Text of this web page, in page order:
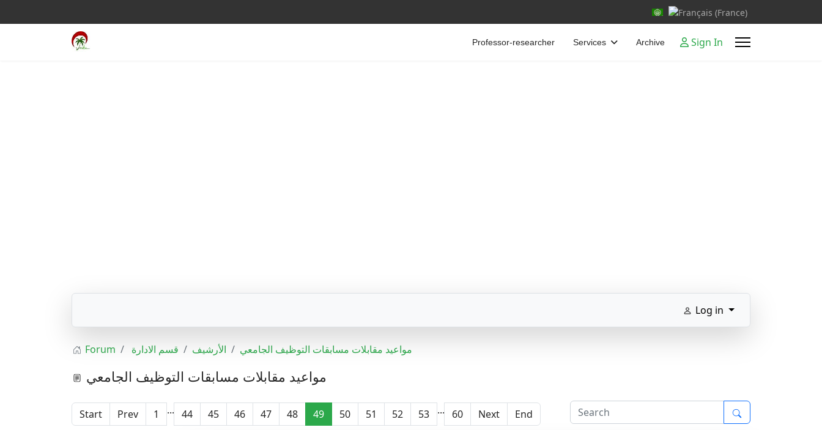
Select your language
Professor-researcher Services Archive Sign In
Log in
Forum قسم الادارة الأرشيف مواعيد مقابلات مسابقات التوظيف الجامعي
مواعيد مقابلات مسابقات التوظيف الجامعي
Start Prev 1 ... 44 45 46 47 48 49 50 51 52 53 ... 60 Next End